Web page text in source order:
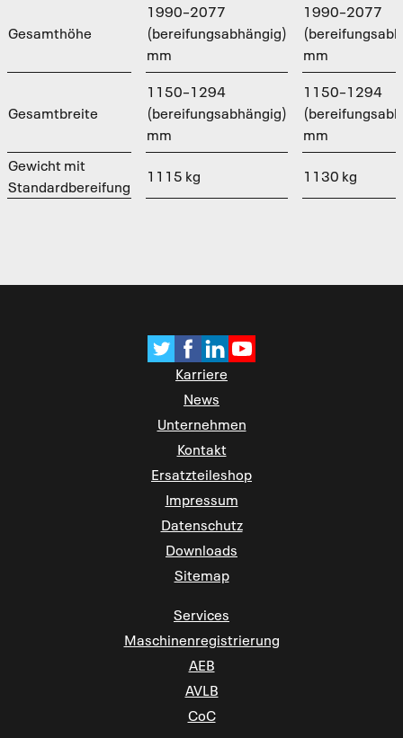
Gesamthöhe
1990–2077
(bereifungsabhängig)
mm
1990–2077
mm
Gesamtbreite
1150–1294
(bereifungsabhängig)
mm
1150–1294
mm
Gewicht mit
Standardbereifung
1115 kg 1130 kg
Karriere
News
Unternehmen
Kontakt
Ersatzteileshop
Impressum
Datenschutz
Downloads
Sitemap
Services
Maschinenregistrierung
AEB
AVLB
CoC